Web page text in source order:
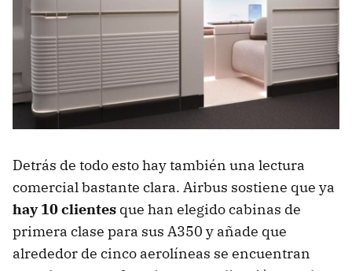
Detrás de todo esto hay también una lectura
comercial bastante clara. Airbus sostiene que ya
hay 10 clientes que han elegido cabinas de
primera clase para sus A350 y añade que
alrededor de cinco aerolíneas se encuentran